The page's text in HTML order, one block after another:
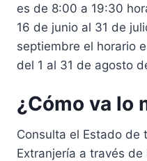
es de 8:00 a 19:30
16 de junio al 31 de
septiembre el horario
del 1 al 31 de agosto
¿Cómo va lo
Consulta el Estado de
Extranjería a través